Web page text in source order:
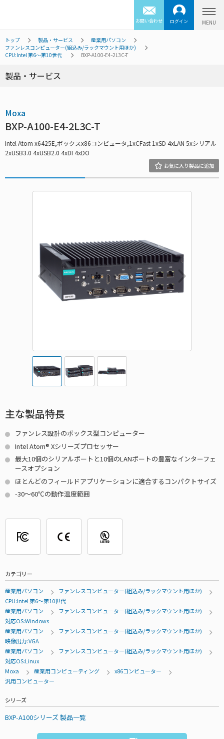
お問い合わせ ログイン
トップ 製品・サービス
産業用パソコン
ファンレスコンピューター(組込み/ラックマウント用ほか)
CPU:Intel 第6～第10世代
BXP-A100-E4-2L3C-T
製品・サービス
Moxa
BXP-A100-E4-2L3C-T
Intel Atom x6425E,ボックスx86コンピュータ,1xCFast 1xSD 4xLAN 5xシリアル
2xUSB3.0 4xUSB2.0 4xDI 4xDO
主な製品特長
ファンレス設計のボックス型コンピューター
Intel Atom® Xシリーズプロセッサー
最大10個のシリアルポートと10個のLANポートの豊富なインターフェ
ースオプション
ほとんどのフィールドアプリケーションに適合するコンパクトサイズ
-30～60℃の動作温度範囲
カテゴリー
産業用パソコン
ファンレスコンピューター(組込み/ラックマウント用ほか)
CPU:Intel 第6～第10世代
産業用パソコン
ファンレスコンピューター(組込み/ラックマウント用ほか)
対応OS:Windows
産業用パソコン
ファンレスコンピューター(組込み/ラックマウント用ほか)
映像出力:VGA
産業用パソコン
ファンレスコンピューター(組込み/ラックマウント用ほか)
対応OS:Linux
Moxa
産業用コンピューティング
x86コンピューター
汎用コンピューター
シリーズ
BXP-A100シリーズ 製品一覧